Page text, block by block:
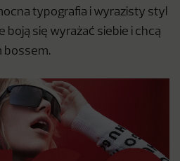
typografia i wyrazisty styl
boją się wyrażać siebie i chcą
bossem.